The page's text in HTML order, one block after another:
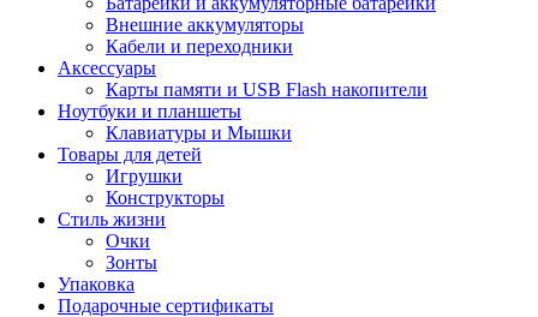
Внешние аккумуляторы
Кабели и переходники
Аксессуары
Карты памяти и USB Flash накопители
Ноутбуки и планшеты
Клавиатуры и Мышки
Товары для детей
Игрушки
Конструкторы
Стиль жизни
Очки
Зонты
Упаковка
Подарочные сертификаты